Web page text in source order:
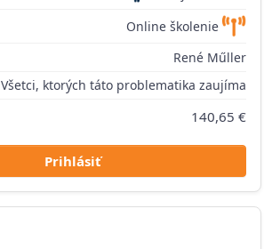
Online školenie
René Műller
Všetci, ktorých táto problematika zaujíma
140,65 €
Prihlásiť